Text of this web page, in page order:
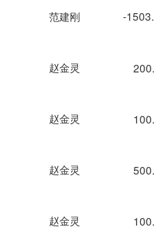
范建刚 -
赵金灵
赵金灵
赵金灵
赵金灵